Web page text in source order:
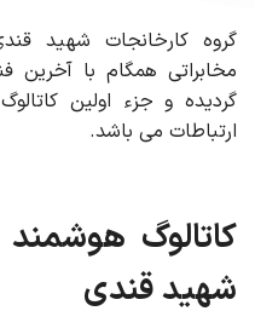
گروه کارخانجات شهید
مخابراتی همگام با
گردیده و جزء اولین
ارتباطات می باشد.
کاتالوگ
شهید قندی